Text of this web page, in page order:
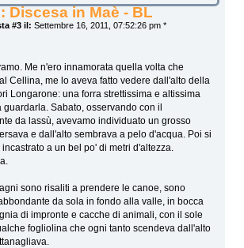
Discesa in Maè - BL
#3 il: Settembre 16, 2011, 07:52:26 pm *
Me n'ero innamorata quella volta che
Cellina, me lo aveva fatto vedere dall'alto della
Longarone: una forra strettissima e altissima
guardarla. Sabato, osservando con il
da lassù, avevamo individuato un grosso
e dall'alto sembrava a pelo d'acqua. Poi si
a un bel po' di metri d'altezza.
sono risaliti a prendere le canoe, sono
da sola in fondo alla valle, in bocca
di impronte e cacche di animali, con il sole
fogliolina che ogni tanto scendeva dall'alto